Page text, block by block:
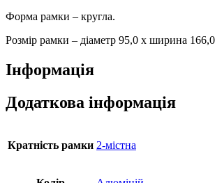
Форма рамки – кругла.
Розмір рамки – діаметр 95,0 х ширина
Інформація
Додаткова інформація
Кратність рамки 2-містна